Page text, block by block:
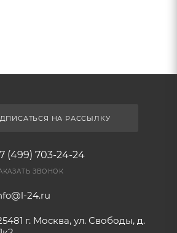
НА РАССЫЛКУ
(499) 703-24-24
ЗВОНОК
24.ru
г. Москва, ул. Свободы, д.